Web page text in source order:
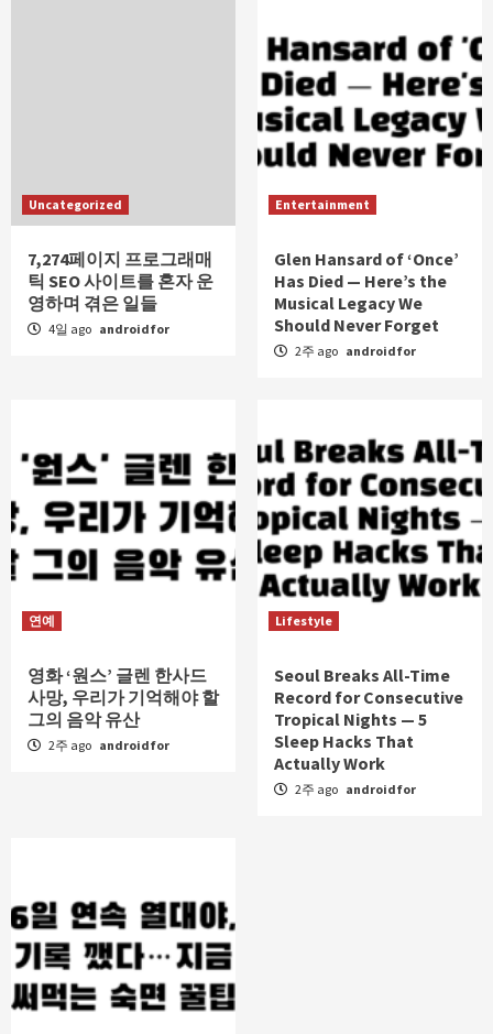
Uncategorized
7,274페이지 프로그래매
틱 SEO 사이트를 혼자 운
영하며 겪은 일들
4일 ago androidfor
Entertainment
Glen Hansard of ‘Once’
Has Died — Here’s the
Musical Legacy We
Should Never Forget
2주 ago androidfor
연예
영화 ‘원스’ 글렌 한사드
사망, 우리가 기억해야 할
그의 음악 유산
2주 ago androidfor
Lifestyle
Seoul Breaks All-Time
Record for Consecutive
Tropical Nights — 5
Sleep Hacks That
Actually Work
2주 ago androidfor